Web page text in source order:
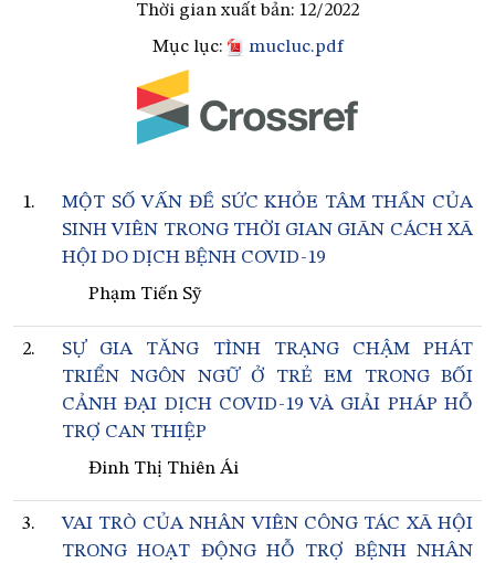
Thời gian xuất bản: 12/2022
Mục lục:
mucluc.pdf
1.
MỘT SỐ VẤN ĐỀ SỨC KHỎE TÂM THẦN CỦA
SINH VIÊN TRONG THỜI GIAN GIÃN CÁCH XÃ
HỘI DO DỊCH BỆNH COVID-19
Phạm Tiến Sỹ
2.
SỰ GIA TĂNG TÌNH TRẠNG CHẬM PHÁT
TRIỂN NGÔN NGỮ Ở TRẺ EM TRONG BỐI
CẢNH ĐẠI DỊCH COVID-19 VÀ GIẢI PHÁP HỖ
TRỢ CAN THIỆP
Đinh Thị Thiên Ái
3.
VAI TRÒ CỦA NHÂN VIÊN CÔNG TÁC XÃ HỘI
TRONG HOẠT ĐỘNG HỖ TRỢ BỆNH NHÂN